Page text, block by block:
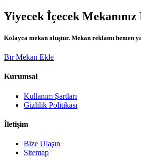
Yiyecek İçecek Mekanınız
Kolayca mekan oluştur. Mekan reklamı hemen
Bir Mekan Ekle
Kurumsal
Kullanım Şartları
Gizlilik Politikası
İletişim
Bize Ulaşın
Sitemap